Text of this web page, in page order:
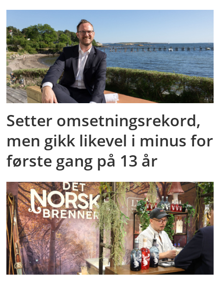
Setter omsetningsrekord,
men gikk likevel i minus for
første gang på 13 år